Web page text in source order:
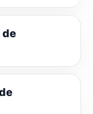
de